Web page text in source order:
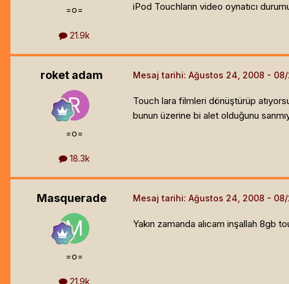
=o=
21.9k
iPod Touchların video oynatıcı
roket adam
=o=
18.3k
Mesaj tarihi: Ağustos 24, 2008
Touch lara filmleri dönüştürüp
bunun üzerine bi alet olduğunu
Masquerade
=o=
21.9k
Mesaj tarihi: Ağustos 24, 2008
Yakın zamanda alıcam inşallah 8gb